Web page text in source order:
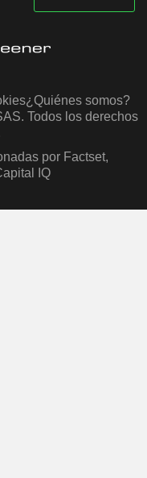
¿Quiénes somos?
Todos los derechos
por Factset,
IQ